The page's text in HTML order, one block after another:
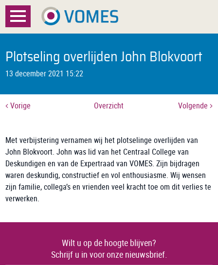
Menu
Over VOMES
Certificatie
Documenten
Nieuws
FAQ
Plotseling overlijden John Blokvoort
13 december 2021 15:22
Vorige Overzicht Volgende
Met verbijstering vernamen wij het plotselinge overlijden van
John Blokvoort. John was lid van het Centraal College van
Deskundigen en van de Expertraad van VOMES. Zijn bijdragen
waren deskundig, constructief en vol enthousiasme. Wij wensen
zijn familie, collega’s en vrienden veel kracht toe om dit verlies te
verwerken.
Wilt u op de hoogte blijven?
Schrijf u in voor onze nieuwsbrief.